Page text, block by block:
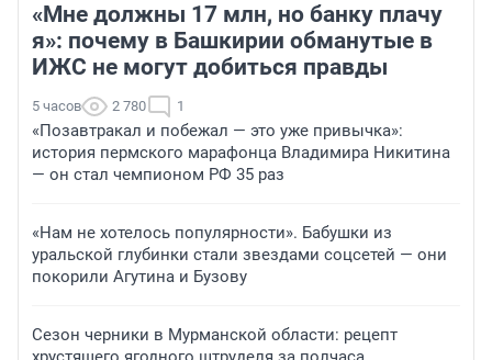
«Мне должны 17 млн, но банку плачу
я»: почему в Башкирии обманутые в
ИЖС не могут добиться правды
5 часов 2 780 1
«Позавтракал и побежал — это уже привычка»:
история пермского марафонца Владимира Никитина
— он стал чемпионом РФ 35 раз
«Нам не хотелось популярности». Бабушки из
уральской глубинки стали звездами соцсетей — они
покорили Агутина и Бузову
Сезон черники в Мурманской области: рецепт